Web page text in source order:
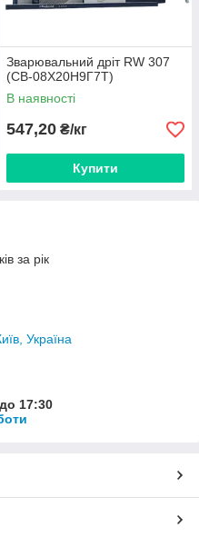
Зварювальний дріт RW 307
(СВ-08Х20Н9Г7Т)
В наявності
547,20 ₴/кг
Купити
за рік
Україна
17:30